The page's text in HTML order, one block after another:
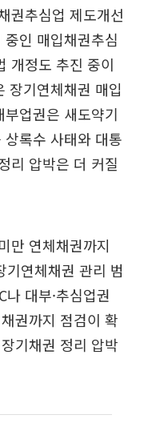
권추심업 제도개선
인 매입채권추심
개정도 추진 중이
장기연체채권 매입
업권은 새도약기
록수 사태와 대통
리 압박은 더 커질
만 연체채권까지
연체채권 관리 범
대부·추심업권
권까지 점검이 확
기채권 정리 압박